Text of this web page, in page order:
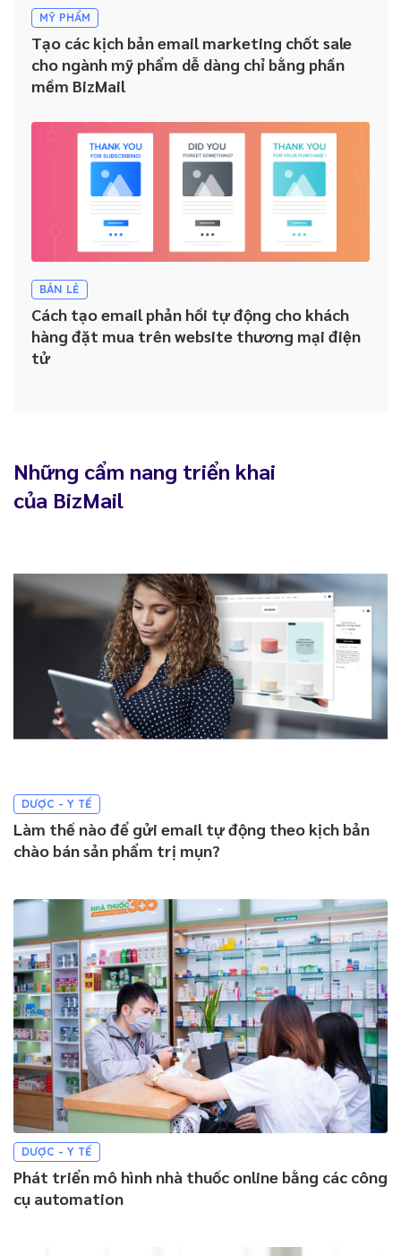
MỸ PHẨM
Tạo các kịch bản email marketing chốt sale
cho ngành mỹ phẩm dễ dàng chỉ bằng phần
mềm BizMail
BÁN LẺ
Cách tạo email phản hồi tự động cho khách
hàng đặt mua trên website thương mại điện
tử
Những cẩm nang triển khai
của BizMail
DƯỢC - Y TẾ
Làm thế nào để gửi email tự động theo kịch bản
chào bán sản phẩm trị mụn?
DƯỢC - Y TẾ
Phát triển mô hình nhà thuốc online bằng các công
cụ automation